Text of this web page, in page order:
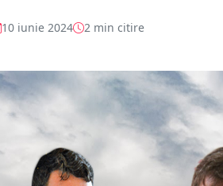
10 iunie 2024 2 min citire